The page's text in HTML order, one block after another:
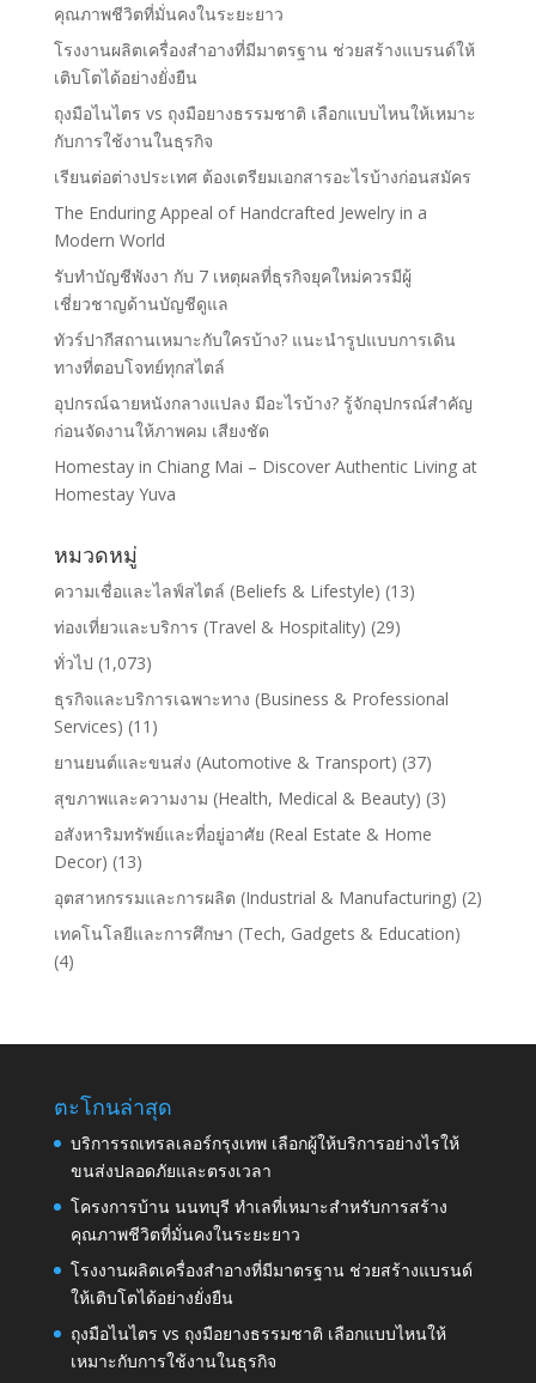
คุณภาพชีวิตที่มั่นคงในระยะยาว
โรงงานผลิตเครื่องสำอางที่มีมาตรฐาน ช่วยสร้างแบรนด์ให้
เติบโตได้อย่างยั่งยืน
ถุงมือไนไตร vs ถุงมือยางธรรมชาติ เลือกแบบไหนให้เหมาะ
กับการใช้งานในธุรกิจ
เรียนต่อต่างประเทศ ต้องเตรียมเอกสารอะไรบ้างก่อนสมัคร
The Enduring Appeal of Handcrafted Jewelry in a
Modern World
รับทำบัญชีพังงา กับ 7 เหตุผลที่ธุรกิจยุคใหม่ควรมีผู้
เชี่ยวชาญด้านบัญชีดูแล
ทัวร์ปากีสถานเหมาะกับใครบ้าง? แนะนำรูปแบบการเดิน
ทางที่ตอบโจทย์ทุกสไตล์
อุปกรณ์ฉายหนังกลางแปลง มีอะไรบ้าง? รู้จักอุปกรณ์สำคัญ
ก่อนจัดงานให้ภาพคม เสียงชัด
Homestay in Chiang Mai – Discover Authentic Living at
Homestay Yuva
หมวดหมู่
ความเชื่อและไลฟ์สไตล์ (Beliefs & Lifestyle) (13)
ท่องเที่ยวและบริการ (Travel & Hospitality) (29)
ทั่วไป (1,073)
ธุรกิจและบริการเฉพาะทาง (Business & Professional
Services) (11)
ยานยนต์และขนส่ง (Automotive & Transport) (37)
สุขภาพและความงาม (Health, Medical & Beauty) (3)
อสังหาริมทรัพย์และที่อยู่อาศัย (Real Estate & Home
Decor) (13)
อุตสาหกรรมและการผลิต (Industrial & Manufacturing) (2)
เทคโนโลยีและการศึกษา (Tech, Gadgets & Education)
(4)
ตะโกนล่าสุด
บริการรถเทรลเลอร์กรุงเทพ เลือกผู้ให้บริการอย่างไรให้
ขนส่งปลอดภัยและตรงเวลา
โครงการบ้าน นนทบุรี ทำเลที่เหมาะสำหรับการสร้าง
คุณภาพชีวิตที่มั่นคงในระยะยาว
โรงงานผลิตเครื่องสำอางที่มีมาตรฐาน ช่วยสร้างแบรนด์
ให้เติบโตได้อย่างยั่งยืน
ถุงมือไนไตร vs ถุงมือยางธรรมชาติ เลือกแบบไหนให้
เหมาะกับการใช้งานในธุรกิจ